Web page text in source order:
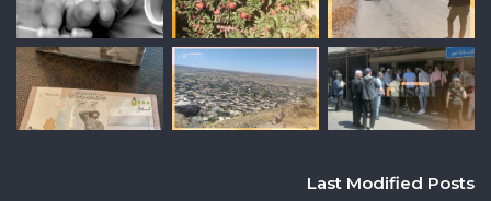
Last Modified Posts